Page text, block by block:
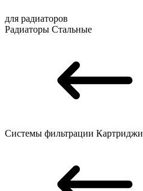
для радиаторов
Радиаторы Стальные
Системы фильтрации Картриджи